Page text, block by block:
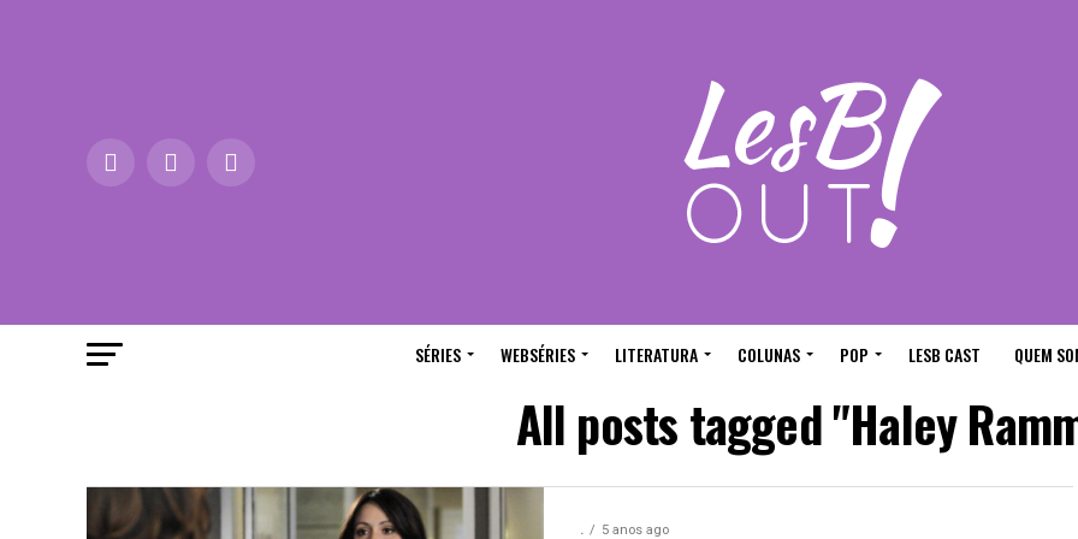
SÉRIES WEBSÉRIES LITERATURA COLUNAS POP LESB CAST QUEM
All posts tagged "Haley
. 5 anos ago